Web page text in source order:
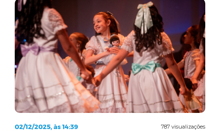
787 visualizações
02/12/2025, às 14:39